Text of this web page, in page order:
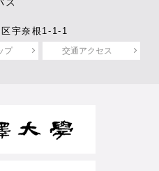
宇奈根1-1-1
プ 交通アクセス